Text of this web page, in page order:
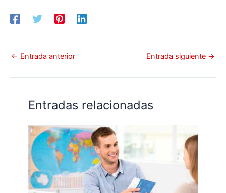
← Entrada anterior Entrada siguiente →
Entradas relacionadas